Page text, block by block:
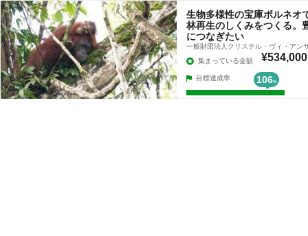
生物多様性の宝庫ボルネオ
林再生のしくみをつくる。
につなぎたい
一般財団法人クリステル・ヴィ・アン
集まっている金額
¥534,000
目標達成率 106%